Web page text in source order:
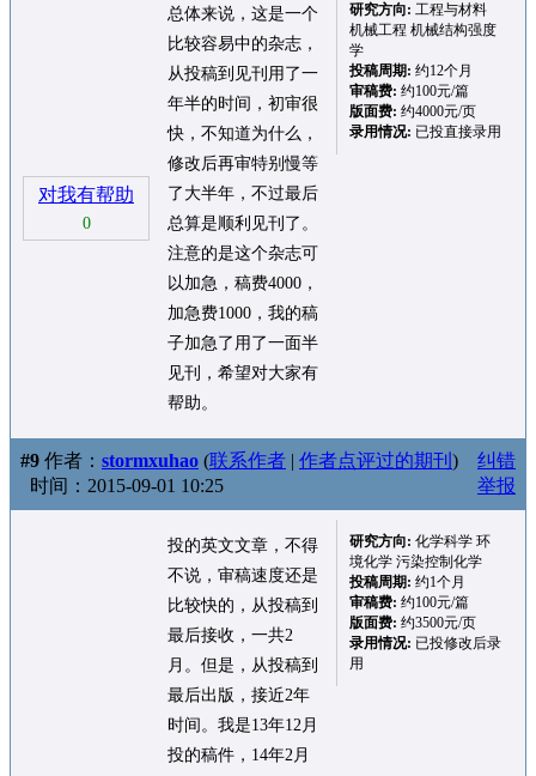
对我有帮助
0
总体来说，这是一个
比较容易中的杂志，
从投稿到见刊用了一
年半的时间，初审很
快，不知道为什么，
修改后再审特别慢等
了大半年，不过最后
总算是顺利见刊了。
注意的是这个杂志可
以加急，稿费4000，
加急费1000，我的稿
子加急了用了一面半
见刊，希望对大家有
帮助。
研究方向: 工程与材料
机械工程 机械结构强度
学
投稿周期: 约12个月
审稿费: 约100元/篇
版面费: 约4000元/页
录用情况: 已投直接录用
#9 作者： stormxuhao (联系作者 | 作者点评过的期刊 )
时间：2015-09-01 10:25
纠错
举报
投的英文文章，不得
不说，审稿速度还是
比较快的，从投稿到
最后接收，一共2
月。但是，从投稿到
最后出版，接近2年
时间。我是13年12月
投的稿件，14年2月
研究方向: 化学科学 环
境化学 污染控制化学
投稿周期: 约1个月
审稿费: 约100元/篇
版面费: 约3500元/页
录用情况: 已投修改后录
用